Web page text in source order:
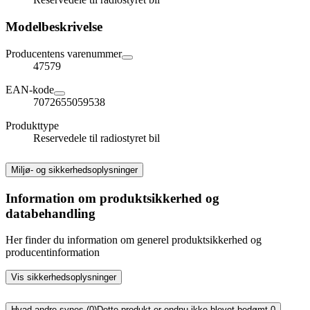
Modelbeskrivelse
Producentens varenummer
47579
EAN-kode
7072655059538
Produkttype
Reservedele til radiostyret bil
Miljø- og sikkerhedsoplysninger
Information om produktsikkerhed og
databehandling
Her finder du information om generel produktsikkerhed og
producentinformation
Vis sikkerhedsoplysninger